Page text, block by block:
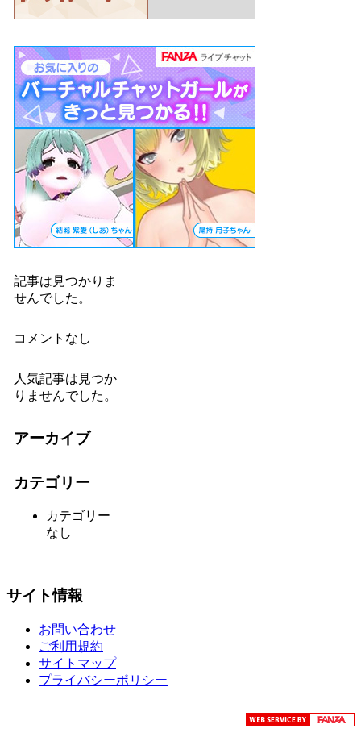
記事は見つかりま
せんでした。
コメントなし
人気記事は見つか
りませんでした。
アーカイブ
カテゴリー
カテゴリー
なし
サイト情報
お問い合わせ
ご利用規約
サイトマップ
プライバシーポリシー